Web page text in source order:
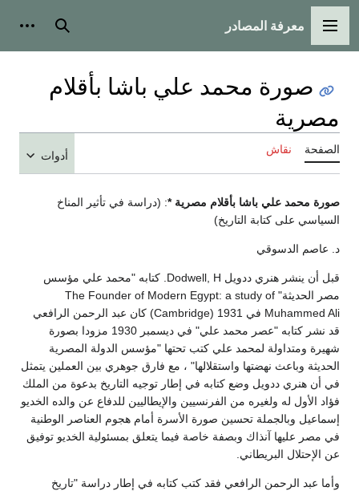
القائمة الرئيسية
معرفة المصادر بحث
صورة محمد علي باشا بأقلام
مصرية
الصفحة نقاش أدوات
صورة محمد علي باشا بأقلام مصرية *: (دراسة في تأثير المناخ
السياسي على كتابة التاريخ)
د. عاصم الدسوقي
قبل أن ينشر هنري ددويل Dodwell, H. كتابه "محمد علي مؤسس
مصر الحديثة" The Founder of Modern Egypt: a study of
Muhammed Ali في 1931 (Cambridge) كان عبد الرحمن الرافعي
قد نشر كتابه "عصر محمد علي" في ديسمبر 1930 مزودا بصورة
شهيرة ومتداولة لمحمد علي كتب تحتها "مؤسس الدولة المصرية
الحديثة وباعث نهضتها واستقلالها" ، مع فارق جوهري بين العملين يتمثل
في أن هنري ددويل وضع كتابه في إطار توجيه التاريخ بدعوة من الملك
فؤاد الأول له ولغيره من الفرنسيين والإيطاليين للدفاع عن والده الخديو
إسماعيل وبالجملة تحسين صورة الأسرة أمام هجوم العناصر الوطنية
في مصر عليها آنذاك وبصفة خاصة فيما يتعلق بمسئولية الخديو توفيق
عن الإحتلال البريطاني.
وأما عبد الرحمن الرافعي فقد كتب كتابه في إطار دراسة "تاريخ